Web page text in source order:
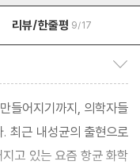
리뷰/한줄평 9/17
들어지기까지, 의학자들
최근 내성균의 출현으로
고 있는 요즘 항균 화학